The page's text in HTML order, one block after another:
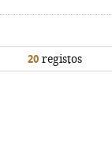
20registos